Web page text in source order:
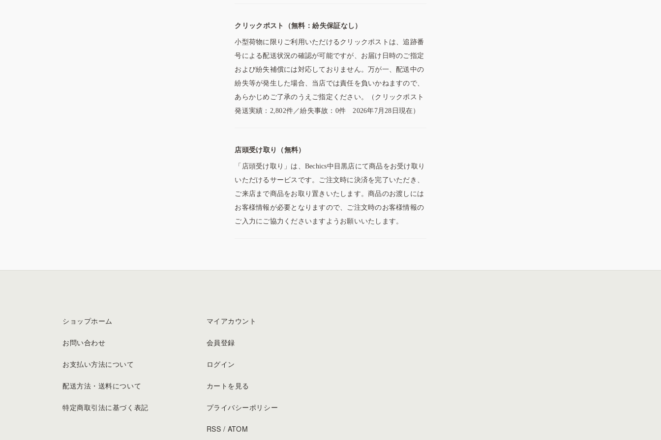
クリックポスト（無料：紛失保証なし）
小型荷物に限りご利用いただけるクリックポストは、追跡番
号による配送状況の確認が可能ですが、お届け日時のご指定
および紛失補償には対応しておりません。万が一、配送中の
紛失等が発生した場合、当店では責任を負いかねますので、
あらかじめご了承のうえご指定ください。（クリックポスト
発送実績：2,802件／紛失事故：0件 2026年7月28日現在）
店頭受け取り（無料）
「店頭受け取り」は、Bechics中目黒店にて商品をお受け取り
いただけるサービスです。ご注文時に決済を完了いただき、
ご来店まで商品をお取り置きいたします。商品のお渡しには
お客様情報が必要となりますので、ご注文時のお客様情報の
ご入力にご協力くださいますようお願いいたします。
ショップホーム
お問い合わせ
お支払い方法について
配送方法・送料について
特定商取引法に基づく表記
マイアカウント
会員登録
ログイン
カートを見る
プライバシーポリシー
RSS / ATOM